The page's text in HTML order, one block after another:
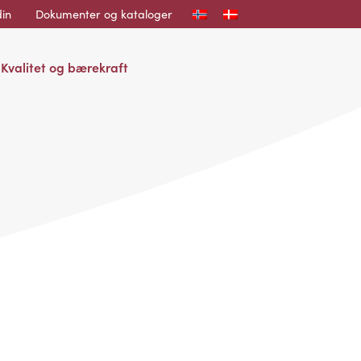
Dokumenter og kataloger
Kvalitet og bærekraft